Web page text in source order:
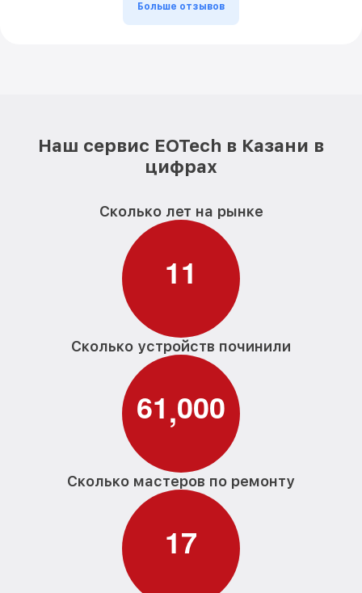
Больше отзывов
Наш сервис EOTech в Казани в
цифрах
Сколько лет на рынке
11
Сколько устройств починили
61,000
Сколько мастеров по ремонту
17